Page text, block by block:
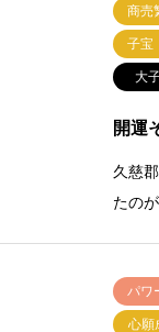
商売
子宝
大
開運
久慈
たの
パワ
心願